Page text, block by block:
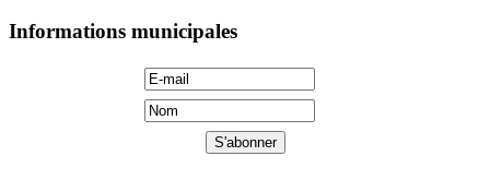
Informations municipales